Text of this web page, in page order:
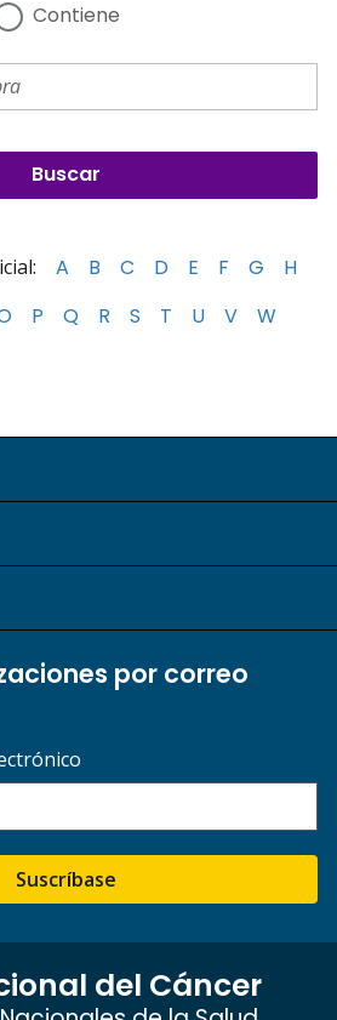
Contiene
A B C D E F G
H
P Q R S T U V
W
por correo
Suscríbase
del Cáncer